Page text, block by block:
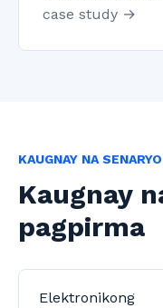
case study →
KAUGNAY NA SENARYO
Kaugnay
pagpirma
Elektronikong